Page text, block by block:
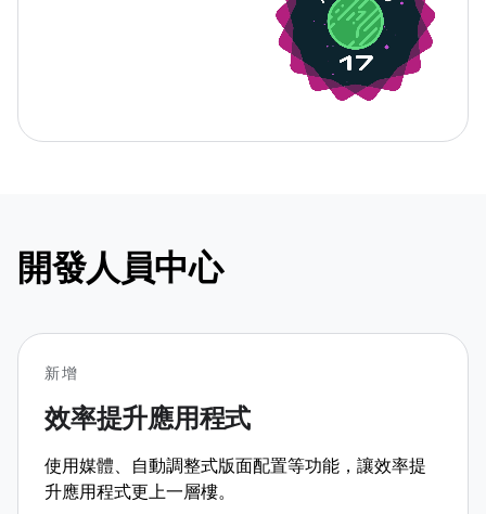
開發人員中心
新增
效率提升應用程式
使用媒體、自動調整式版面配置等功能，讓效率提
升應用程式更上一層樓。